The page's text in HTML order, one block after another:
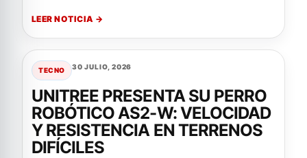
LEER NOTICIA →
TECNO 30 JULIO, 2026
UNITREE PRESENTA SU PERRO
ROBÓTICO AS2-W: VELOCIDAD
Y RESISTENCIA EN TERRENOS
DIFÍCILES